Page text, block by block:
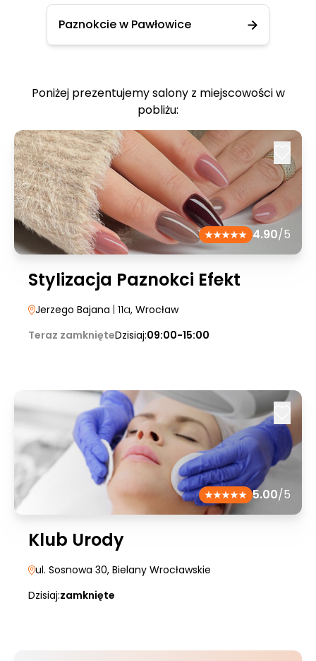
Paznokcie w Pawłowice
Poniżej prezentujemy salony z miejscowości w
pobliżu:
4.90/5
Stylizacja Paznokci Efekt
Jerzego Bajana | 11a, Wrocław
Teraz zamknięteDzisiaj:09:00-15:00
5.00/5
Klub Urody
ul. Sosnowa 30, Bielany Wrocławskie
Dzisiaj:zamknięte